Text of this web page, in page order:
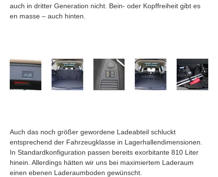
auch in dritter Generation nicht. Bein- oder Kopffreiheit gibt es
en masse – auch hinten.
Auch das noch größer gewordene Ladeabteil schluckt
entsprechend der Fahrzeugklasse in Lagerhallendimensionen.
In Standardkonfiguration passen bereits exorbitante 810 Liter
hinein. Allerdings hätten wir uns bei maximiertem Laderaum
einen ebenen Laderaumboden gewünscht.